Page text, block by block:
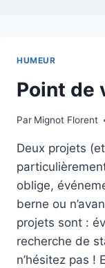
HUMEUR
Point de
Par Mignot Florent
Deux projets
oblige,
berne ou
projets sont :
recherche de
n’hésitez pas !